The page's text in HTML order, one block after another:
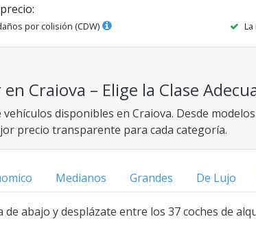
:
por colisión (CDW)
Craiova – Elige la Clase
disponibles en Craiova. Desde
precio transparente para cada categoría.
Medianos Grandes De Lujo
de abajo y desplázate entre los 37 coches de